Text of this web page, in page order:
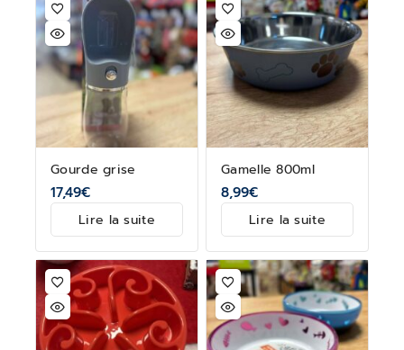
Gourde grise
17,49€
Lire la suite
Gamelle 800ml
8,99€
Lire la suite